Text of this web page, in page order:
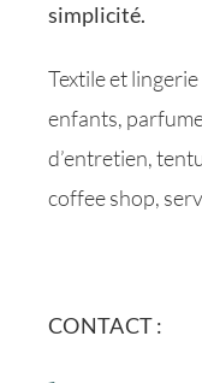
simplicité.
Textile et
enfants,
d’entretien,
coffee shop,
CONTACT :